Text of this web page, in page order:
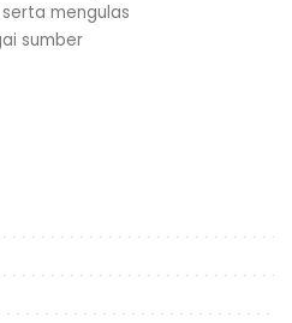
mengulas
sumber